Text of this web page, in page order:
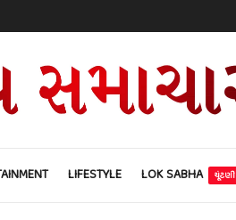
LIFESTYLE LOK SABHA ચૂંટણી